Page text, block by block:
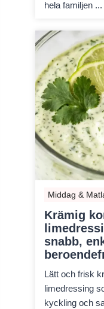
hela familjen ...
Middag &
Krämig
snabb,
Lätt och frisk
limedressing
kyckling och